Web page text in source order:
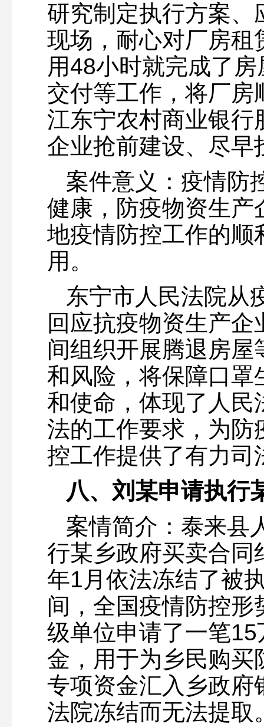
研究制定执行方案、
现场，耐心对厂房租
用48小时就完成了
交付等工作，将厂房
江东宁农村商业银行
企业抢前建设、尽早
案件意义：疫情防
健康，防疫物资生产
地疫情防控工作的顺
用。
东宁市人民法院从
回应抗疫物资生产
间组织开展腾退房
和风险，将保障口罩
和使命，体现了人民
法的工作要求，为防
控工作提供了有力司
八、刘某申请执行
案情简介：泰来县
行某乡政府买卖合同
年1月依法冻结了被
间，全国疫情防控
级单位申请了一笔
金，用于为乡民购
专项资金汇入乡政府
法院冻结而无法提取